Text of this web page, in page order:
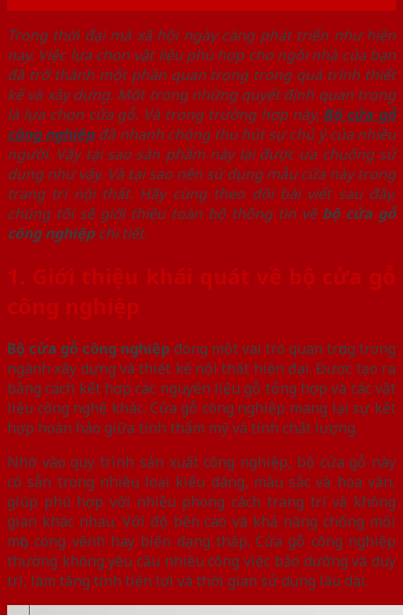
Trong thời đại mà xã hội ngày càng phát triển như hiện
nay. Việc lựa chọn vật liệu phù hợp cho ngôi nhà của bạn
đã trở thành một phần quan trọng trong quá trình thiết
kế và xây dựng. Một trong những quyết định quan trọng
là lựa chọn cửa gỗ. Và trong trường hợp này, Bộ cửa gỗ
công nghiệpđã nhanh chóng thu hút sự chú ý của nhiều
người. Vậy tại sao sản phẩm này lại được ưa chuộng sử
dụng như vậy. Và tại sao nên sử dụng mẫu cửa này trong
trang trí nội thất. Hãy cùng theo dõi bài viết sau đây,
chúng tôi sẽ giới thiệu toàn bộ thông tin về bộ cửa gỗ
công nghiệpchi tiết.
1. Giới thiệu khái quát về bộ cửa gỗ
công nghiệp
Bộ cửa gỗ công nghiệp đóng một vai trò quan trọng trong
ngành xây dựng và thiết kế nội thất hiện đại. Được tạo ra
bằng cách kết hợp các nguyên liệu gỗ tổng hợp và các vật
liệu công nghệ khác. Cửa gỗ công nghiệp mang lại sự kết
hợp hoàn hảo giữa tính thẩm mỹ và tính chất lượng.
Nhờ vào quy trình sản xuất công nghiệp, bộ cửa gỗ này
có sẵn trong nhiều loại kiểu dáng, màu sắc và hoa văn,
giúp phù hợp với nhiều phong cách trang trí và không
gian khác nhau. Với độ bền cao và khả năng chống mối
mọt, cong vênh hay biến dạng thấp. Cửa gỗ công nghiệp
thường không yêu cầu nhiều công việc bảo dưỡng và duy
trì, làm tăng tính tiện lợi và thời gian sử dụng lâu dài.